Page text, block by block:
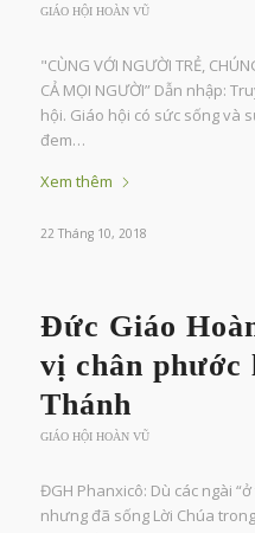
GIÁO HỘI HOÀN VŨ
"CÙNG VỚI NGƯỜI TRẺ,
CẢ MỌI NGƯỜI” Dẫn nhập:
hội. Giáo hội có sức sống và
đem…
Xem thêm
22 Tháng 10, 2018
Đức Giáo
vị chân phước
Thánh
GIÁO HỘI HOÀN VŨ
ĐGH Phanxicô: Dù các ngài
nhưng đã sống Lời Chúa